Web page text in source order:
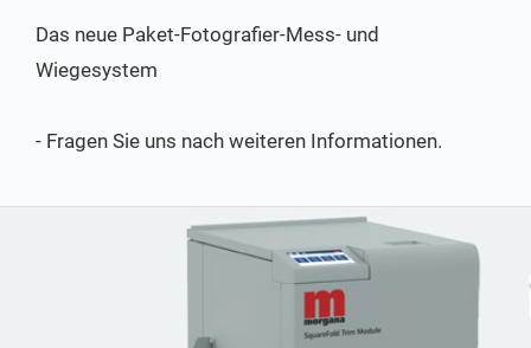
Das neue Paket-Fotografier-Mess- und
Wiegesystem
- Fragen Sie uns nach weiteren Informationen.